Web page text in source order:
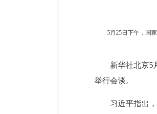
5月25日下午，国
新华社北京5
举行会谈。
习近平指出